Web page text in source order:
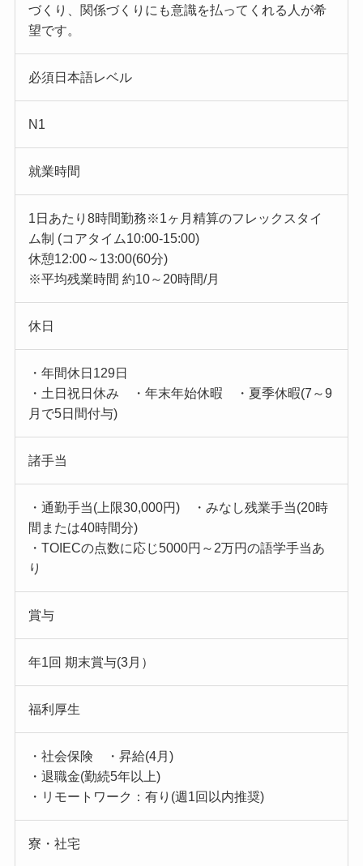
づくり、関係づくりにも意識を払ってくれる人が希
望です。
必須日本語レベル
N1
就業時間
1日あたり8時間勤務※1ヶ月精算のフレックスタイ
ム制 (コアタイム10:00-15:00)
休憩12:00～13:00(60分)
※平均残業時間 約10～20時間/月
休日
・年間休日129日
・土日祝日休み ・年末年始休暇 ・夏季休暇(7～9
月で5日間付与)
諸手当
・通勤手当(上限30,000円) ・みなし残業手当(20時
間または40時間分)
・TOIECの点数に応じ5000円～2万円の語学手当あ
り
賞与
年1回 期末賞与(3月）
福利厚生
・社会保険 ・昇給(4月)
・退職金(勤続5年以上)
・リモートワーク：有り(週1回以内推奨)
寮・社宅